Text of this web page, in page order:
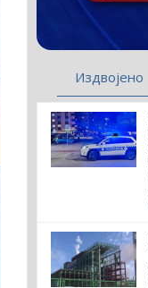
Издвојено